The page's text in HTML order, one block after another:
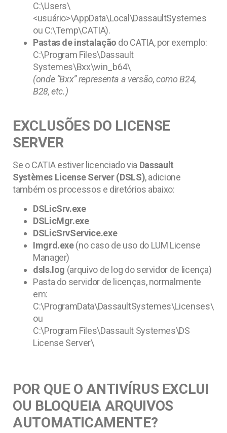
C:\Users\
<usuário>\AppData\Local\DassaultSystemes
ou C:\Temp\CATIA).
Pastas de instalação do CATIA, por exemplo:
C:\Program Files\Dassault
Systemes\Bxx\win_b64\
(onde “Bxx” representa a versão, como B24,
B28, etc.)
EXCLUSÕES DO LICENSE
SERVER
Se o CATIA estiver licenciado via Dassault
Systèmes License Server (DSLS), adicione
também os processos e diretórios abaixo:
DSLicSrv.exe
DSLicMgr.exe
DSLicSrvService.exe
Imgrd.exe(no caso de uso do LUM License
Manager)
dsls.log (arquivo de log do servidor de licença)
Pasta do servidor de licenças, normalmente
em:
C:\ProgramData\DassaultSystemes\Licenses\
ou
C:\Program Files\Dassault Systemes\DS
License Server\
POR QUE O ANTIVÍRUS EXCLUI
OU BLOQUEIA ARQUIVOS
AUTOMATICAMENTE?